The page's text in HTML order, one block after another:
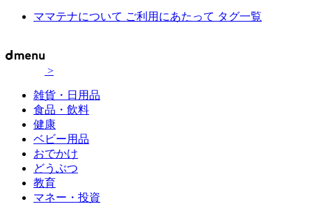
ママテナについて ご利用にあたって タグ一覧
>
雑貨・日用品
食品・飲料
健康
ベビー用品
おでかけ
どうぶつ
教育
マネー・投資